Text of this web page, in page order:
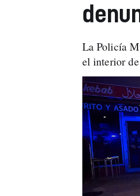
La Policía
el interior